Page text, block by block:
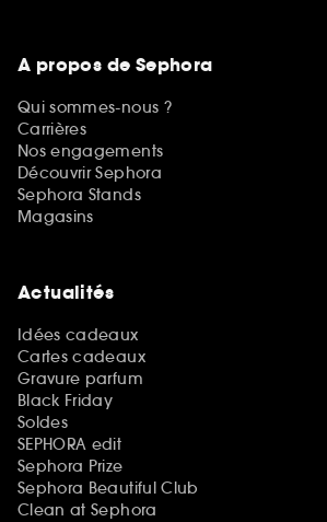
A propos de Sephora
Qui sommes-nous ?
Carrières
Nos engagements
Découvrir Sephora
Sephora Stands
Magasins
Actualités
Idées cadeaux
Cartes cadeaux
Gravure parfum
Black Friday
Soldes
SEPHORA edit
Sephora Prize
Sephora Beautiful Club
Clean at Sephora